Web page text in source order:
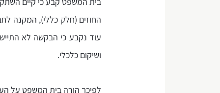
החוזים (חלק כללי), המקנה
ושיקום כלכלי.
לפיכך הורה בית המשפט על